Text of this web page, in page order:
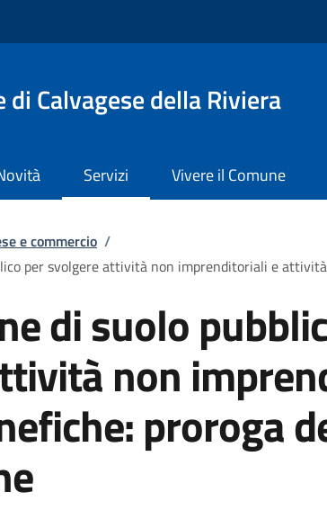
di Calvagese della Riviera
Servizi Vivere il Comune
e commercio /
per svolgere attività non imprenditoriali e
di suolo
non
proroga